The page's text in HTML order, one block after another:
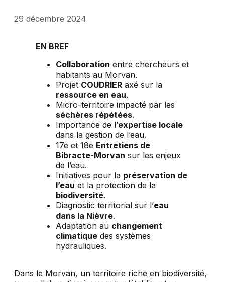
29 décembre 2024
EN BREF
Collaboration entre chercheurs et
habitants au Morvan.
Projet COUDRIER axé sur la
ressource en eau.
Micro-territoire impacté par les
séchères répétées.
Importance de l’expertise locale
dans la gestion de l’eau.
17e et 18e Entretiens de
Bibracte-Morvan sur les enjeux
de l’eau.
Initiatives pour la préservation de
l’eau et la protection de la
biodiversité.
Diagnostic territorial sur l’eau
dans la Nièvre.
Adaptation au changement
climatique des systèmes
hydrauliques.
Dans le Morvan, un territoire riche en biodiversité,